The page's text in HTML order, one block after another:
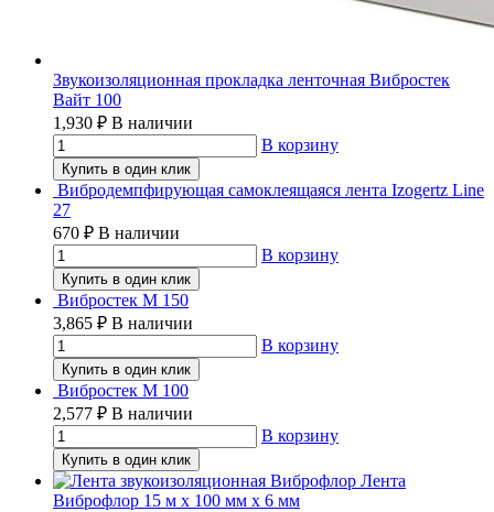
Звукоизоляционная прокладка ленточная Вибростек
Вайт 100
1,930 ₽ В наличии
В корзину
Купить в один клик
Вибродемпфирующая самоклеящаяся лента Izogertz Line
27
670 ₽ В наличии
В корзину
Купить в один клик
Вибростек М 150
3,865 ₽ В наличии
В корзину
Купить в один клик
Вибростек М 100
2,577 ₽ В наличии
В корзину
Купить в один клик
Лента
Виброфлор 15 м x 100 мм x 6 мм